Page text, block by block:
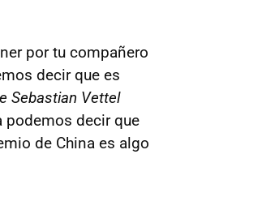
por tu compañero
decir que es
Sebastian Vettel
podemos decir que
de China es algo